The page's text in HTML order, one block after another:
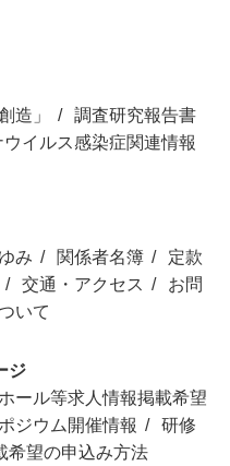
造」
調査研究報告書
イルス感染症関連情報
み 関係者名簿
定款
交通・アクセス
お問
いて
ジ
ール等求人情報掲載希望
ジウム開催情報
研修
希望の申込み方法